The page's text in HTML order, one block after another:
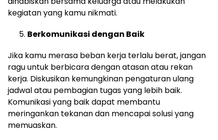
kegiatan yang kamu nikmati.
Berkomunikasi dengan Baik
Jika kamu merasa beban kerja terlalu berat, jangan
ragu untuk berbicara dengan atasan atau rekan
kerja. Diskusikan kemungkinan pengaturan ulang
jadwal atau pembagian tugas yang lebih baik.
Komunikasi yang baik dapat membantu
meringankan tekanan dan mencapai solusi yang
memuaskan.